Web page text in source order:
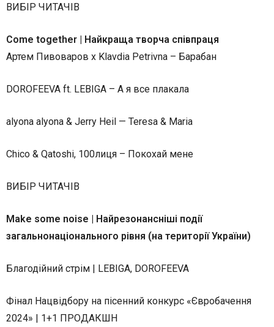
ВИБІР ЧИТАЧІВ
Come together | Найкраща творча співпраця
Артем Пивоваров х Klavdia Petrivna – Барабан
DOROFEEVA ft. LEBIGA – А я все плакала
alyona alyona & Jerry Heil — Teresa & Maria
Chico & Qatoshi, 100лиця – Покохай мене
ВИБІР ЧИТАЧІВ
Make some noise | Найрезонансніші події
загальнонаціонального рівня (на території України)
Благодійний стрім | LEBIGA, DOROFEEVA
Фінал Нацвідбору на пісенний конкурс «Євробачення
2024» | 1+1 ПРОДАКШН